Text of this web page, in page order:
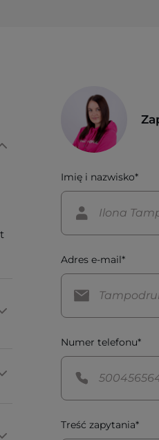
Imię i nazwisko*
Adres e-mail*
Numer telefonu*
Treść zapytania*